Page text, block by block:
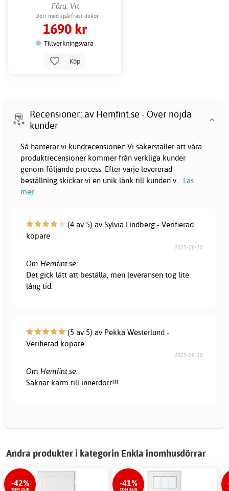
Färg: Vit
Dörr med spårfräst dekor
1690 kr
Tillverkningsvara
Köp
Recensioner: av Hemfint.se - Över nöjda
kunder
Så hanterar vi kundrecensioner: Vi säkerställer att våra
produktrecensioner kommer från verkliga kunder
genom följande process: Efter varje levererad
beställning skickar vi en unik länk till kunden v
Läs
mer
(4 av 5) av Sylvia Lindberg - Verifierad
köpare
2025-08-10
Om Hemfint.se:
Det gick lätt att beställa, men leveransen tog lite
lång tid.
(5 av 5) av Pekka Westerlund -
Verifierad köpare
2025-08-10
Om Hemfint.se:
Saknar karm till innerdörr!!!
Andra produkter i kategorin Enkla inomhusdörrar
-42%
TOM 15/8
-41%
TOM 15/8